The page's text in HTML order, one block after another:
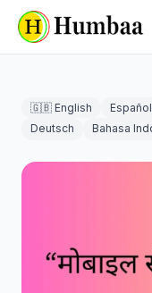
🇬🇧 English Español
Deutsch
Bahasa